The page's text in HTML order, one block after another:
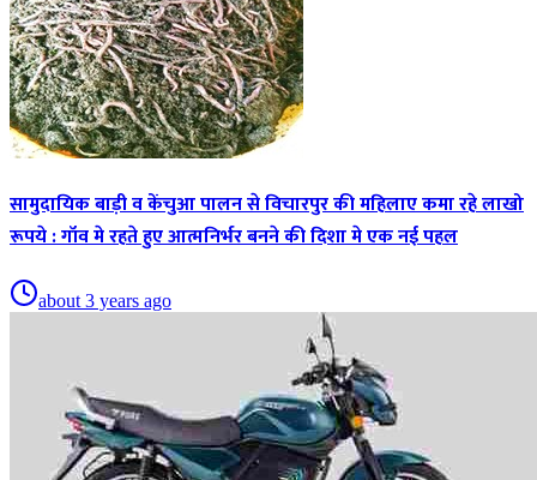
सामुदायिक बाड़ी व केंचुआ पालन से विचारपुर की महिलाए कमा रहे लाखो
रूपये : गॉव मे रहते हुए आत्मनिर्भर बनने की दिशा मे एक नई पहल
about 3 years ago